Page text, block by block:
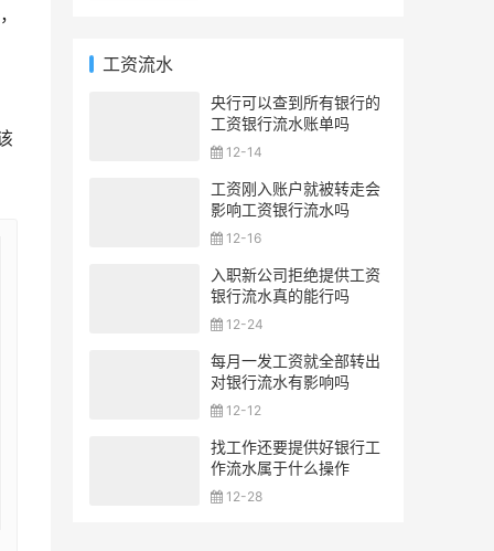
工资流水
央行可以查到所有银行的
工资银行流水账单吗
12-14
工资刚入账户就被转走会
影响工资银行流水吗
12-16
入职新公司拒绝提供工资
银行流水真的能行吗
12-24
每月一发工资就全部转出
对银行流水有影响吗
12-12
找工作还要提供好银行工
作流水属于什么操作
12-28